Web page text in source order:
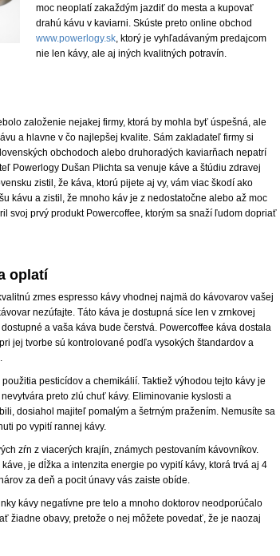
moc neoplatí zakaždým jazdiť do mesta a kupovať
drahú kávu v kaviarni. Skúste preto online obchod
www.powerlogy.sk, ktorý je vyhľadávaným predajcom
nie len kávy, ale aj iných kvalitných potravín.
založenie nejakej firmy, ktorá by mohla byť úspešná, ale
a hlavne v čo najlepšej kvalite. Sám zakladateľ firmy si
obchodoch alebo druhoradých kaviarňach nepatrí
Powerlogy Dušan Plichta sa venuje káve a štúdiu zdravej
zistil, že káva, ktorú pijete aj vy, vám viac škodí ako
kávu a zistil, že mnoho káv je z nedostatočne alebo až moc
svoj prvý produkt Powercoffee, ktorým sa snaží ľudom dopriať
oplatí
zmes espresso kávy vhodnej najmä do kávovarov vašej
nezúfajte. Táto káva je dostupná síce len v zrnkovej
a vaša káva bude čerstvá. Powercoffee káva dostala
jej tvorbe sú kontrolované podľa vysokých štandardov a
pesticídov a chemikálií. Taktiež výhodou tejto kávy je
preto zlú chuť kávy. Eliminovanie kyslosti a
dosiahol majiteľ pomalým a šetrným pražením. Nemusíte sa
po vypití rannej kávy.
zŕn z viacerých krajín, známych pestovaním kávovníkov.
je dĺžka a intenzita energie po vypití kávy, ktorá trvá aj 4
za deň a pocit únavy vás zaiste obíde.
kávy negatívne pre telo a mnoho doktorov neodporúčalo
žiadne obavy, pretože o nej môžete povedať, že je naozaj